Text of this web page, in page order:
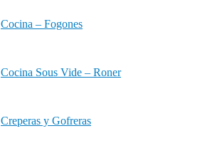
Cocina – Fogones
Cocina Sous Vide – Roner
Creperas y Gofreras